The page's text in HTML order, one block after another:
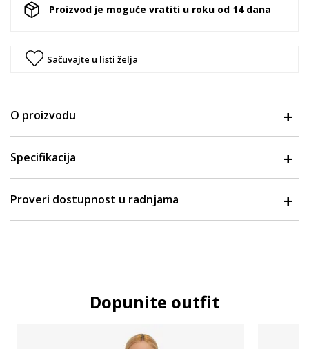
Proizvod je moguće vratiti u roku od 14 dana
Sačuvajte u listi želja
O proizvodu
Specifikacija
Proveri dostupnost u radnjama
Dopunite outfit